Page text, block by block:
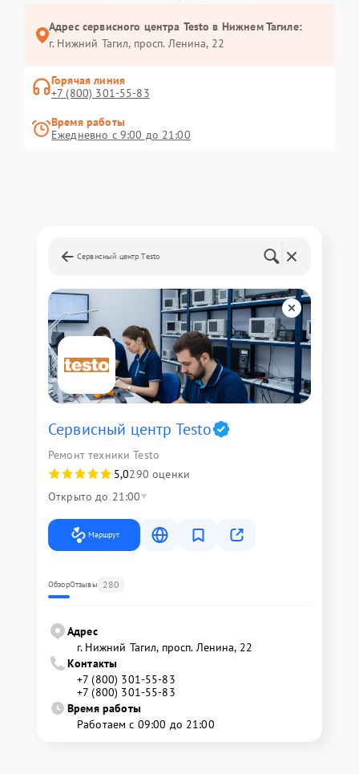
Адрес сервисного центра Testo в Нижнем Тагиле:
г. Нижний Тагил, просп. Ленина, 22
Горячая линия
+7 (800) 301-55-83
Время работы
Ежедневно с 9:00 до 21:00
Сервисный центр Testo
Сервисный центр Testo
Ремонт техники Testo
5,0290 оценки
Открыто до 21:00
Маршрут
ОбзорОтзывы 280
Адрес
г. Нижний Тагил, просп. Ленина, 22
Контакты
+7 (800) 301-55-83
+7 (800) 301-55-83
Время работы
Работаем с 09:00 до 21:00